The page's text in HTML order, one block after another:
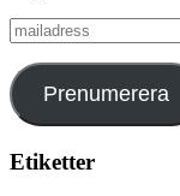
mailadress
Prenumerera
Etiketter